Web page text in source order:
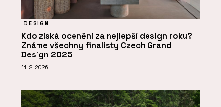
DESIGN
Kdo získá ocenění za nejlepší design roku?
Známe všechny finalisty Czech Grand
Design 2025
11. 2. 2026